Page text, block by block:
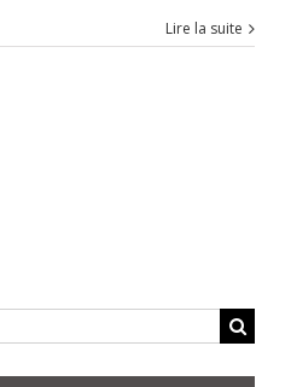
Lire la suite